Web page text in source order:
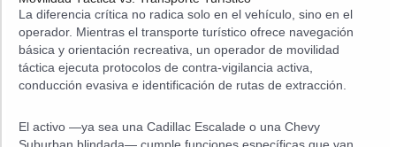
La diferencia crítica no radica solo en el vehículo, sino en el
operador. Mientras el transporte turístico ofrece navegación
básica y orientación recreativa, un operador de movilidad
táctica ejecuta protocolos de contra-vigilancia activa,
conducción evasiva e identificación de rutas de extracción.
El activo —ya sea una Cadillac Escalade o una Chevy